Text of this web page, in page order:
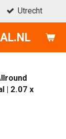
Utrecht
| 2.07 x